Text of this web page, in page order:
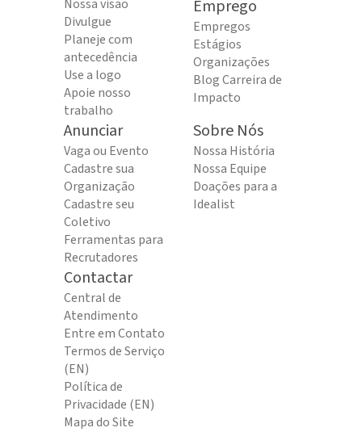
Nossa visão
Divulgue
Planeje com
antecedência
Use a logo
Apoie nosso
trabalho
Emprego
Empregos
Estágios
Organizações
Blog Carreira de
Impacto
Anunciar
Vaga ou Evento
Cadastre sua
Organização
Cadastre seu
Coletivo
Ferramentas para
Recrutadores
Sobre Nós
Nossa História
Nossa Equipe
Doações para a
Idealist
Contactar
Central de
Atendimento
Entre em Contato
Termos de Serviço
(EN)
Política de
Privacidade (EN)
Mapa do Site